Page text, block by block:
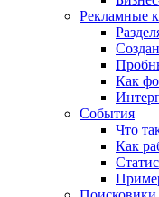
Рекламные
Как
События
Что
Как